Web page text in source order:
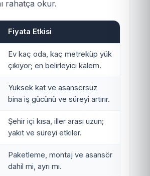
rahatça okur.
Fiyata Etkisi
Ev kaç oda, kaç metreküp yük
çıkıyor; en belirleyici kalem.
Yüksek kat ve asansörsüz
bina iş gücünü ve süreyi artırır.
Şehir içi kısa, iller arası uzun;
yakıt ve süreyi etkiler.
Paketleme, montaj ve asansör
dahil mi, ayrı mı.